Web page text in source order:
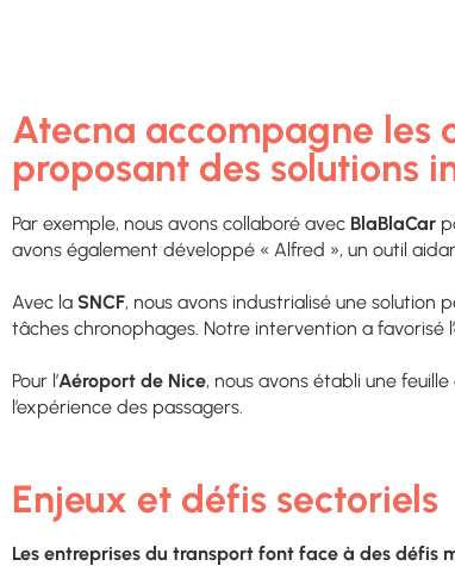
Atecna accompagne les
proposant des solutions
Par exemple, nous avons collaboré avec BlaBlaCar
avons également développé « Alfred », un outil
Avec la SNCF, nous avons industrialisé une solution
tâches chronophages. Notre intervention a favorisé
Pour l’Aéroport de Nice, nous avons établi une
l’expérience des passagers.
Enjeux et défis sectoriels
Les entreprises du transport font face à des